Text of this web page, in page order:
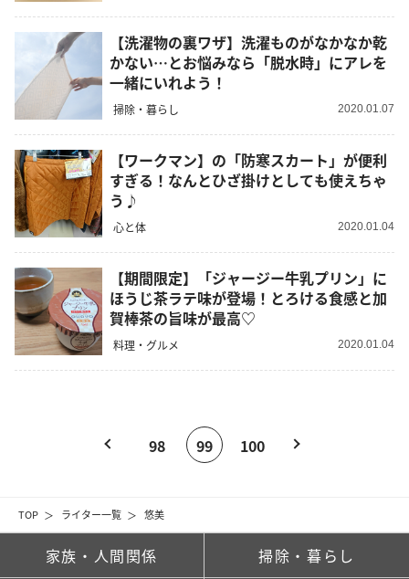
TOP ライター一覧 悠美
【洗濯物の裏ワザ】洗濯ものがなかなか乾
かない…とお悩みなら「脱水時」にアレを
一緒にいれよう！
掃除・暮らし 2020.01.07
【ワークマン】の「防寒スカート」が便利
すぎる！なんとひざ掛けとしても使えちゃ
う♪
心と体 2020.01.04
【期間限定】「ジャージー牛乳プリン」に
ほうじ茶ラテ味が登場！とろける食感と加
賀棒茶の旨味が最高♡
料理・グルメ 2020.01.04
98 99 100
家族・人間関係 掃除・暮らし